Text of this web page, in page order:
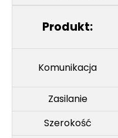
Produkt:
Komunikacja
Zasilanie
Szerokość